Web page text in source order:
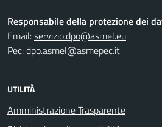
Responsabile della protezione dei
Email:servizio.dpo@asmel.eu
Pec:dpo.asmel@asmepec.it
UTILITÀ
Amministrazione Trasparente